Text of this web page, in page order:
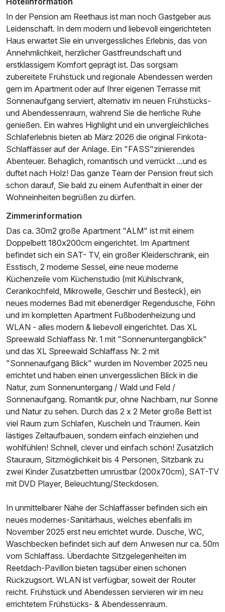
Ausstattung
Für 3 Tage p.P. ab119,00 €
In der Pension am Reethaus ist man noch Gastgeber aus
Leidenschaft. In dem modern und liebevoll eingerichteten
Haus erwartet Sie ein unvergessliches Erlebnis, das von
Annehmlichkeit, herzlicher Gastfreundschaft und
erstklassigem Komfort geprägt ist. Das sorgsam
zubereitete Frühstück und regionale Abendessen werden
gern im Apartment oder auf Ihrer eigenen Terrasse mit
Sonnenaufgang serviert, alternativ im neuen Frühstücks-
und Abendessenraum, während Sie die herrliche Ruhe
genießen. Ein wahres Highlight und ein unvergleichliches
Schlaferlebnis bieten ab März 2026 die original Finkota-
Schlaffässer auf der Anlage. Ein "FASS"zinierendes
Abenteuer. Behaglich, romantisch und verrückt ...und es
duftet nach Holz! Das ganze Team der Pension freut sich
schon darauf, Sie bald zu einem Aufenthalt in einer der
Wohneinheiten begrüßen zu dürfen.
Zimmerinformation
Das ca. 30m2 große Apartment "ALM" ist mit einem
Doppelbett 180x200cm eingerichtet. Im Apartment
befindet sich ein SAT- TV, ein großer Kleiderschrank, ein
Esstisch, 2 moderne Sessel, eine neue moderne
Küchenzeile vom Küchenstudio (mit Kühlschrank,
Cerankochfeld, Mikrowelle, Geschirr und Besteck), ein
neues modernes Bad mit ebenerdiger Regendusche, Föhn
und im kompletten Apartment Fußbodenheizung und
WLAN - alles modern & liebevoll eingerichtet. Das XL
Spreewald Schlaffass Nr. 1 mit "Sonnenuntergangblick"
und das XL Spreewald Schlaffass Nr. 2 mit
"Sonnenaufgang Blick" wurden im November 2025 neu
errichtet und haben einen unvergesslichen Blick in die
Natur, zum Sonnenuntergang / Wald und Feld /
Sonnenaufgang. Romantik pur, ohne Nachbarn, nur Sonne
und Natur zu sehen. Durch das 2 x 2 Meter große Bett ist
viel Raum zum Schlafen, Kuscheln und Träumen. Kein
lästiges Zeltaufbauen, sondern einfach einziehen und
wohlfühlen! Schnell, clever und einfach schön! Zusätzlich
Stauraum, Sitzmöglichkeit bis 4 Personen, Sitzbank zu
zwei Kinder Zusatzbetten umrüstbar (200x70cm), SAT-TV
mit DVD Player, Beleuchtung/Steckdosen.
In unmittelbarer Nähe der Schlaffässer befinden sich ein
neues modernes-Sanitärhaus, welches ebenfalls im
November 2025 erst neu errichtet wurde. Dusche, WC,
Waschbecken befindet sich auf dem Anwesen nur ca. 50m
vom Schlaffass. Überdachte Sitzgelegenheiten im
Reetdach-Pavillon bieten tagsüber einen schönen
Rückzugsort. WLAN ist verfügbar, soweit der Router
reicht. Frühstück und Abendessen servieren wir im neu
errichtetem Frühstücks- & Abendessenraum.